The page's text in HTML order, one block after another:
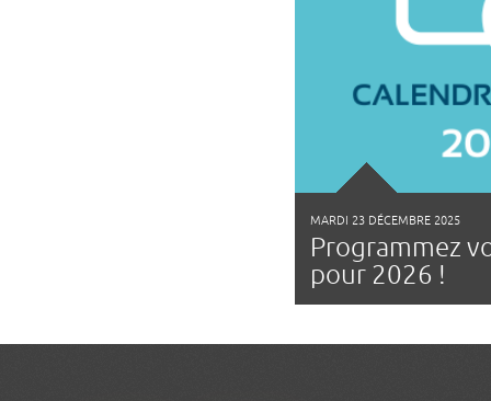
MARDI 23 DÉCEMBRE 2025
Programmez
pour 2026 !